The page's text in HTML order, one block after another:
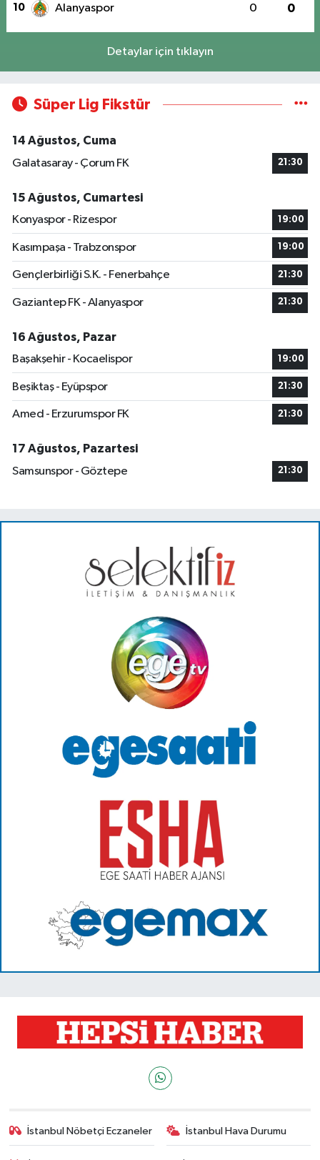
10 Alanyaspor 0 0
Detaylar için tıklayın
Süper Lig Fikstür
14 Ağustos, Cuma
Galatasaray - Çorum FK
21:30
15 Ağustos, Cumartesi
Konyaspor - Rizespor
19:00
Kasımpaşa - Trabzonspor 19:00
Gençlerbirliği S.K. - Fenerbahçe 21:30
Gaziantep FK - Alanyaspor 21:30
16 Ağustos, Pazar
Başakşehir - Kocaelispor
19:00
Beşiktaş - Eyüpspor 21:30
Amed - Erzurumspor FK 21:30
17 Ağustos, Pazartesi
Samsunspor - Göztepe
21:30
İstanbul Nöbetçi Eczaneler İstanbul Hava Durumu